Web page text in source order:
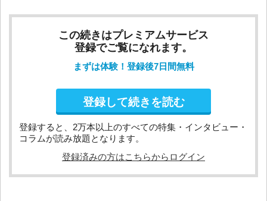
この続きはプレミアムサービス
登録でご覧になれます。
まずは体験！登録後7日間無料
登録して続きを読む
登録すると、2万本以上のすべての特集・インタビュー・
コラムが読み放題となります。
登録済みの方はこちらからログイン